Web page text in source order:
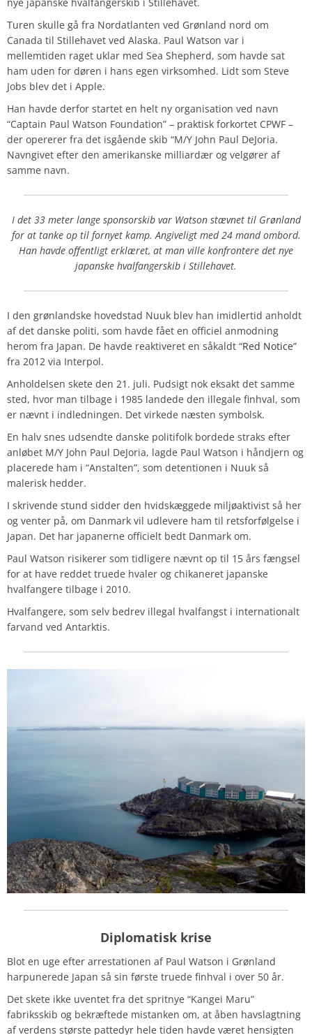
Turen skulle gå fra Nordatlanten ved Grønland nord om
Canada til Stillehavet ved Alaska. Paul Watson var i
mellemtiden raget uklar med Sea Shepherd, som havde sat
ham uden for døren i hans egen virksomhed. Lidt som Steve
Jobs blev det i Apple.
Han havde derfor startet en helt ny organisation ved navn
“Captain Paul Watson Foundation” – praktisk forkortet CPWF –
der opererer fra det isgående skib “M/Y John Paul DeJoria.
Navngivet efter den amerikanske milliardær og velgører af
samme navn.
I det 33 meter lange sponsorskib var Watson stævnet til Grønland
for at tanke op til fornyet kamp. Angiveligt med 24 mand ombord.
Han havde offentligt erklæret, at man ville konfrontere det nye
japanske hvalfangerskib i Stillehavet.
I den grønlandske hovedstad Nuuk blev han imidlertid anholdt
af det danske politi, som havde fået en officiel anmodning
herom fra Japan. De havde reaktiveret en såkaldt “Red Notice”
fra 2012 via Interpol.
Anholdelsen skete den 21. juli. Pudsigt nok eksakt det samme
sted, hvor man tilbage i 1985 landede den illegale finhval, som
er nævnt i indledningen. Det virkede næsten symbolsk.
En halv snes udsendte danske politifolk bordede straks efter
anløbet M/Y John Paul DeJoria, lagde Paul Watson i håndjern og
placerede ham i “Anstalten”, som detentionen i Nuuk så
malerisk hedder.
I skrivende stund sidder den hvidskæggede miljøaktivist så her
og venter på, om Danmark vil udlevere ham til retsforfølgelse i
Japan. Det har japanerne officielt bedt Danmark om.
Paul Watson risikerer som tidligere nævnt op til 15 års fængsel
for at have reddet truede hvaler og chikaneret japanske
hvalfangere tilbage i 2010.
Hvalfangere, som selv bedrev illegal hvalfangst i internationalt
farvand ved Antarktis.
Diplomatisk krise
Blot en uge efter arrestationen af Paul Watson i Grønland
harpunerede Japan så sin første truede finhval i over 50 år.
Det skete ikke uventet fra det spritnye “Kangei Maru”
fabriksskib og bekræftede mistanken om, at åben havslagtning
af verdens største pattedyr hele tiden havde været hensigten